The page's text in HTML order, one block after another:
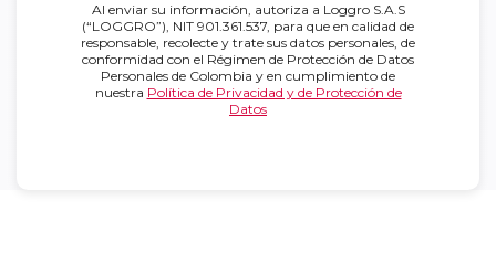
Al enviar su información, autoriza a Loggro S.A.S
(“LOGGRO”), NIT 901.361.537, para que en calidad de
responsable, recolecte y trate sus datos personales, de
conformidad con el Régimen de Protección de Datos
Personales de Colombia y en cumplimiento de
nuestra Política de Privacidad y de Protección de
Datos